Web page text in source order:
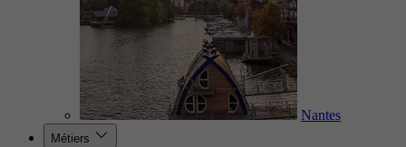
Nantes
Métiers